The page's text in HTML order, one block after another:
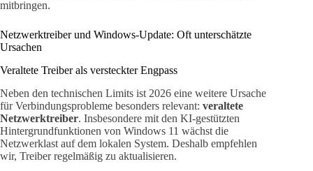
mitbringen.
Netzwerktreiber und Windows-Update: Oft unterschätzte
Ursachen
Veraltete Treiber als versteckter Engpass
Neben den technischen Limits ist 2026 eine weitere Ursache
für Verbindungsprobleme besonders relevant: veraltete
Netzwerktreiber. Insbesondere mit den KI-gestützten
Hintergrundfunktionen von Windows 11 wächst die
Netzwerklast auf dem lokalen System. Deshalb empfehlen
wir, Treiber regelmäßig zu aktualisieren.